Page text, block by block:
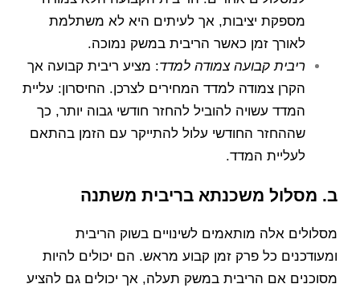
מספקת יציבות, אך לעיתים היא לא משתלמת
לאורך זמן כאשר הריבית במשק נמוכה.
ריבית קבועה צמודה למדד: מציע ריבית קבועה אך
הקרן צמודה למדד המחירים לצרכן. החיסרון: עליית
המדד עשויה להוביל להחזר חודשי גבוה יותר, כך
שההחזר החודשי עלול להתייקר עם הזמן בהתאם
לעליית המדד.
ב. מסלול משכנתא בריבית משתנה
מסלולים אלה מותאמים לשינויים בשוק הריבית
ומעודכנים כל פרק זמן קבוע מראש. הם יכולים להיות
מסוכנים אם הריבית במשק תעלה, אך יכולים גם להציע